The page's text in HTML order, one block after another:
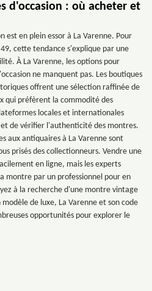
d'occasion : où acheter et
est en plein essor à La Varenne. Pour
cette tendance s'explique par une
À La Varenne, les options pour
ne manquent pas. Les boutiques
offrent une sélection raffinée de
qui préfèrent la commodité des
locales et internationales
de vérifier l'authenticité des montres.
aux antiquaires à La Varenne sont
prisés des collectionneurs. Vendre une
en ligne, mais les experts
montre par un professionnel pour en
à la recherche d'une montre vintage
de luxe, La Varenne et son code
opportunités pour explorer le